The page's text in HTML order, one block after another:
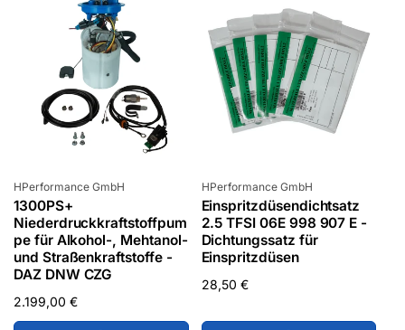
Anbieter:
HPerformance GmbH
1300PS+
Niederdruckkraftstoffpum
pe für Alkohol-, Mehtanol-
und Straßenkraftstoffe -
DAZ DNW CZG
Normaler
Preis
2.199,00 €
Anbieter:
HPerformance GmbH
Einspritzdüsendichtsatz
2.5 TFSI 06E 998 907 E -
Dichtungssatz für
Einspritzdüsen
Normaler
28,50 €